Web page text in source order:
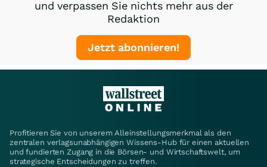
und verpassen Sie nichts mehr aus der
Redaktion
Jetzt abonnieren!
Profitieren Sie von unserem Alleinstellungsmerkmal als den
zentralen verlagsunabhängigen Wissens-Hub für einen aktuellen
und fundierten Zugang in die Börsen- und Wirtschaftswelt, um
strategische Entscheidungen zu treffen.